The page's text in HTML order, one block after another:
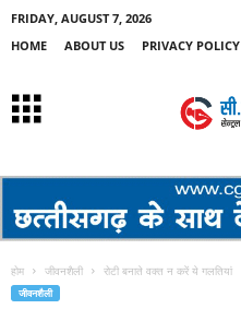
FRIDAY, AUGUST 7, 2026
HOME
ABOUT US PRIVACY POLICY
होम जीवनशैली रोटी बनाते वक्त न करें ये गलतियां
जीवनशैली